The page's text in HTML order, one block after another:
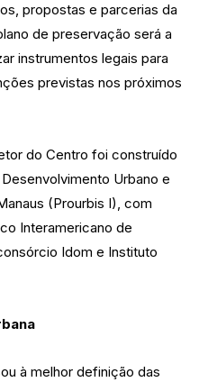
propostas e parcerias da
de preservação será a
instrumentos legais para
previstas nos próximos
do Centro foi construído
Urbano e
(Prourbis I), com
Interamericano de
Idom e Instituto
à melhor definição das